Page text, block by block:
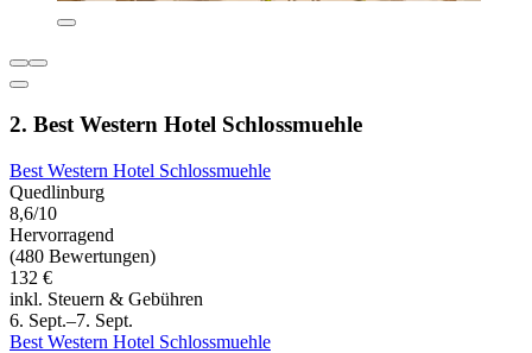
2. Best Western Hotel Schlossmuehle
Best Western Hotel Schlossmuehle
Quedlinburg
8,6/10
Hervorragend
(480 Bewertungen)
132 €
inkl. Steuern & Gebühren
6. Sept.–7. Sept.
Best Western Hotel Schlossmuehle